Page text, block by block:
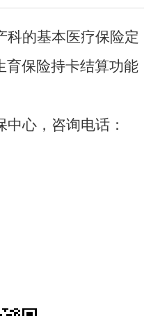
科的基本医疗保险定
育保险持卡结算功能
中心，咨询电话：